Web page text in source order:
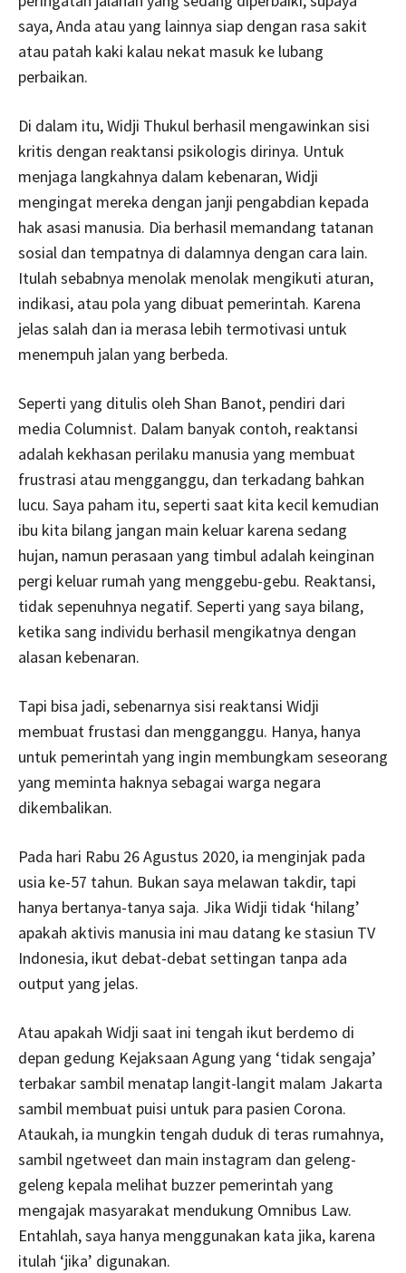
saya, Anda atau yang lainnya siap dengan rasa sakit
atau patah kaki kalau nekat masuk ke lubang
perbaikan.
Di dalam itu, Widji Thukul berhasil mengawinkan sisi
kritis dengan reaktansi psikologis dirinya. Untuk
menjaga langkahnya dalam kebenaran, Widji
mengingat mereka dengan janji pengabdian kepada
hak asasi manusia. Dia berhasil memandang tatanan
sosial dan tempatnya di dalamnya dengan cara lain.
Itulah sebabnya menolak menolak mengikuti aturan,
indikasi, atau pola yang dibuat pemerintah. Karena
jelas salah dan ia merasa lebih termotivasi untuk
menempuh jalan yang berbeda.
Seperti yang ditulis oleh Shan Banot, pendiri dari
media Columnist. Dalam banyak contoh, reaktansi
adalah kekhasan perilaku manusia yang membuat
frustrasi atau mengganggu, dan terkadang bahkan
lucu. Saya paham itu, seperti saat kita kecil kemudian
ibu kita bilang jangan main keluar karena sedang
hujan, namun perasaan yang timbul adalah keinginan
pergi keluar rumah yang menggebu-gebu. Reaktansi,
tidak sepenuhnya negatif. Seperti yang saya bilang,
ketika sang individu berhasil mengikatnya dengan
alasan kebenaran.
Tapi bisa jadi, sebenarnya sisi reaktansi Widji
membuat frustasi dan mengganggu. Hanya, hanya
untuk pemerintah yang ingin membungkam seseorang
yang meminta haknya sebagai warga negara
dikembalikan.
Pada hari Rabu 26 Agustus 2020, ia menginjak pada
usia ke-57 tahun. Bukan saya melawan takdir, tapi
hanya bertanya-tanya saja. Jika Widji tidak ‘hilang’
apakah aktivis manusia ini mau datang ke stasiun TV
Indonesia, ikut debat-debat settingan tanpa ada
output yang jelas.
Atau apakah Widji saat ini tengah ikut berdemo di
depan gedung Kejaksaan Agung yang ‘tidak sengaja’
terbakar sambil menatap langit-langit malam Jakarta
sambil membuat puisi untuk para pasien Corona.
Ataukah, ia mungkin tengah duduk di teras rumahnya,
sambil ngetweet dan main instagram dan geleng-
geleng kepala melihat buzzer pemerintah yang
mengajak masyarakat mendukung Omnibus Law.
Entahlah, saya hanya menggunakan kata jika, karena
itulah ‘jika’ digunakan.